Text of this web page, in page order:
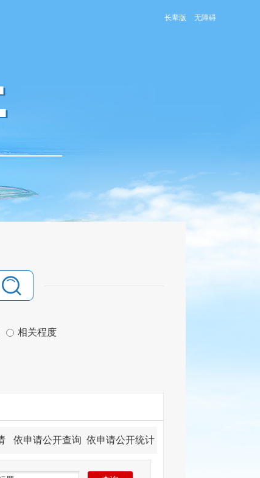
长辈版 无障碍
相关程度
依申请公开查询 依申请公开统计